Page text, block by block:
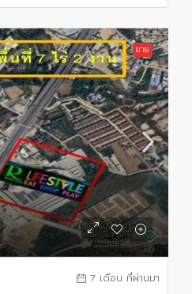
ขาย
7 เดือน ที่ผ่านมา